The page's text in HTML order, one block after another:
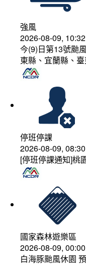
強風
2026-08-09,
今(9)日第13號颱
東縣、宜蘭縣、
停班停課
2026-08-09,
[停班停課通知]桃
國家森林遊樂區
2026-08-09,
白海豚颱風休園